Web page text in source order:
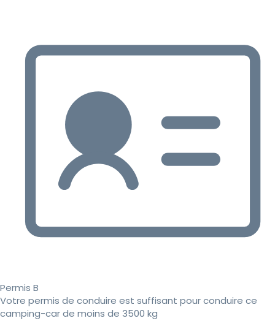
Permis B
Votre permis de conduire est suffisant pour conduire ce
camping-car de moins de 3500 kg